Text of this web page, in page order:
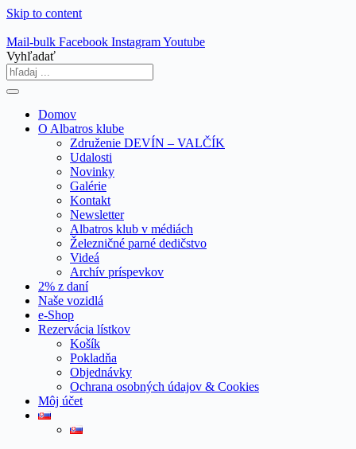
Skip to content
Mail-bulk Facebook InstagramYoutube
Vyhľadať
Domov
O Albatros klube
Združenie DEVÍN – VALČÍK
Udalosti
Novinky
Galérie
Kontakt
Newsletter
Albatros klub v médiách
Železničné parné dedičstvo
Videá
Archív príspevkov
2% z daní
Naše vozidlá
e-Shop
Rezervácia lístkov
Košík
Pokladňa
Objednávky
Ochrana osobných údajov & Cookies
Môj účet